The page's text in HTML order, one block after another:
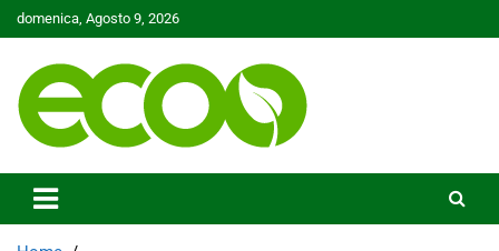
Skip
to
domenica, Agosto 9, 2026
Ecoo.it